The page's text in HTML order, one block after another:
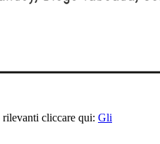
rilevanti cliccare qui: Gli